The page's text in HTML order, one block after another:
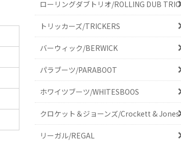
ローリングダブトリオ/ROLLING DUB TRIO
トリッカーズ/TRICKERS
バーウィック/BERWICK
パラブーツ/PARABOOT
ホワイツブーツ/WHITESBOOS
クロケット＆ジョーンズ/Crockett & Jones
リーガル/REGAL